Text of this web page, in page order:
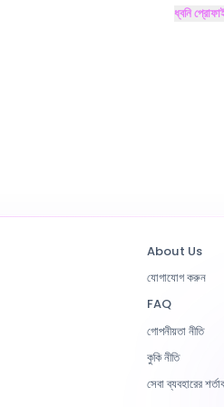
ধ্বনি
About Us
যোগাযোগ করুন
FAQ
গোপনীয়তা নীতি
কুকি নীতি
সেবা ব্যবহারের